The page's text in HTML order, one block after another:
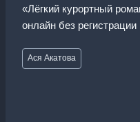
«Лёгкий курортный
онлайн без
Метки
записи:
Ася Акатова